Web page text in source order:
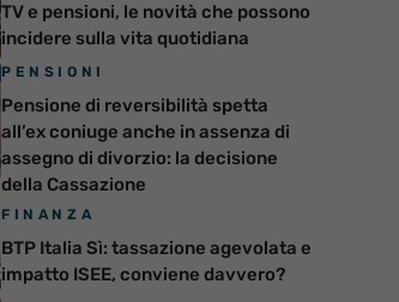
TV e pensioni, le novità che possono
incidere sulla vita quotidiana
PENSIONI
Pensione di reversibilità spetta
all’ex coniuge anche in assenza di
assegno di divorzio: la decisione
della Cassazione
FINANZA
BTP Italia Sì: tassazione agevolata e
impatto ISEE, conviene davvero?